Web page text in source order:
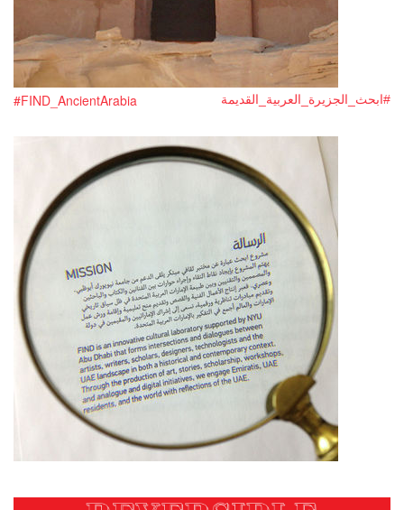
#ابحث_الجزيرة_العربية_القديمة #FIND_AncientArabia